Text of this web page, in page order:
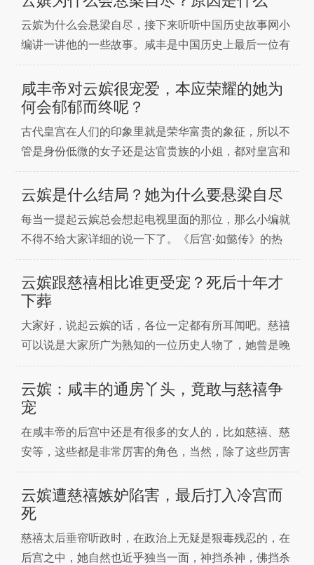
云嫔为什么会悬梁自尽，接下来听听中国历史故事网小
编讲一讲他的一些故事。咸丰是中国历史上最后一位有
实权的皇帝，不过，大清国正是在他手中彻底地走向了
衰亡。虽然继位之初的咸丰意气风发，以求励精图治，
然而一番努力之后却无功而返，随后他便陷入声色犬马
之中。与清朝最后三位皇帝相比，咸丰妃嫔数量还是不
咸丰帝对云嫔很宠爱，本应荣耀的她为
何会郁郁而终呢？
古代皇宫在人们的印象里就是荣华富贵的象征，所以不
管是身份低微的女子还是达官贵族的小姐，都对皇宫和
能成为皇帝的妃子是有很多的盼望的。毕竟权势和富贵
这些欲望还是非常能诱惑人心的，可是真正能从原生环
云嫔是什么结局？她为什么要悬梁自尽
每当一提起云嫔总会想起电视里面的那位，那么小编就
不得不给大家详细的说一下了。《后宫·如懿传》的热
播，令宫斗剧再次进入人们的视线，身为皇帝的女人，
争宠乃第一要务，只有获得皇帝的宠爱，才能赢得地
位，甚至保住自己的性命，所以众多佳丽在宫中上演了
一场有一场没有硝烟的战争。清朝皇室有一个惯例，皇
子在大婚之前，
云嫔跟慈禧相比谁更受宠？死后十年才
下葬
大家好，说起云嫔的话，各位一定都有所耳闻吧。慈禧
可以说是大家所广为熟知的一位历史人物了，她曾是晚
清帝国的风云人物，但是，其实她并不是最早被咸丰帝
宠爱的女人，最早被咸丰帝宠爱的是一位知名度很小的
妃子，她就是云嫔武佳氏。清朝道光二十八年正月，道
光帝突然下了一道谕旨，命皇四子奕詝搬到南三所(又
称撷芳殿)居
云嫔：咸丰的通房丫头，竟敢与慈禧争
宠
在咸丰帝的后宫中还是有很多的女人的，比如慈禧、慈
安等，这些都是非常厉害的角色，当然，除了这些厉害
的角色，咸丰后宫也有比较“平庸”的角色，比如说咸丰
后宫的云嫔武佳氏。云嫔武佳氏是咸丰帝最早的女人，
咸丰还是皇子的时候，就已经在他的身边伺候，当时她
的身份是同房丫头，被称呼为格格。同房丫头其实是很
卑贱的一种
云嫔遭慈禧嫉妒陷害，最后打入冷宫而
死
慈禧太后垂帘听政时，在政治上无疑是狠毒残忍的，在
后宫之中，她自然也近乎独当一面，神挡杀神，佛挡杀